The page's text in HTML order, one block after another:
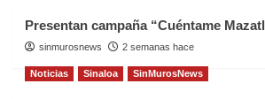
Presentan campaña “Cuéntame
sinmurosnews 2 semanas hace
Noticias Sinaloa SinMurosNews